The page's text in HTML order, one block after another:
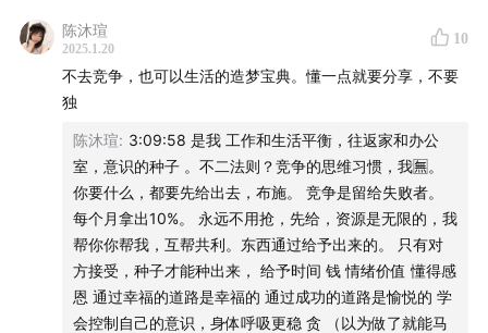
赚钱的勇气与野心。今年，我也会继续对谈更多造富者、
企业家、操盘手、自媒体人等，与各行各业的商业精英交
流真正适合普通女孩学习的心法。毕竟在这里，赚钱才是
正经事。如果你喜欢这档节目，欢迎关注「@闪光少女斯
斯」，随机掉落更多视频版商业内容。愿我们都能在商业
的浪潮里，成就自己。
陈沐瑄
2025.1.20
10
不去竞争，也可以生活的造梦宝典。懂一点就要分享，不要
独
陈沐瑄: 3:09:58 是我 工作和生活平衡，往返家和办公
室，意识的种子 。不二法则？竞争的思维习惯，我🈚。
你要什么，都要先给出去，布施。 竞争是留给失败者。
每个月拿出10%。 永远不用抢，先给，资源是无限的，我
帮你你帮我，互帮共利。东西通过给予出来的。 只有对
方接受，种子才能种出来， 给予时间 钱 情绪价值 懂得感
恩 通过幸福的道路是幸福的 通过成功的道路是愉悦的 学
会控制自己的意识，身体呼吸更稳 贪 （以为做了就能马